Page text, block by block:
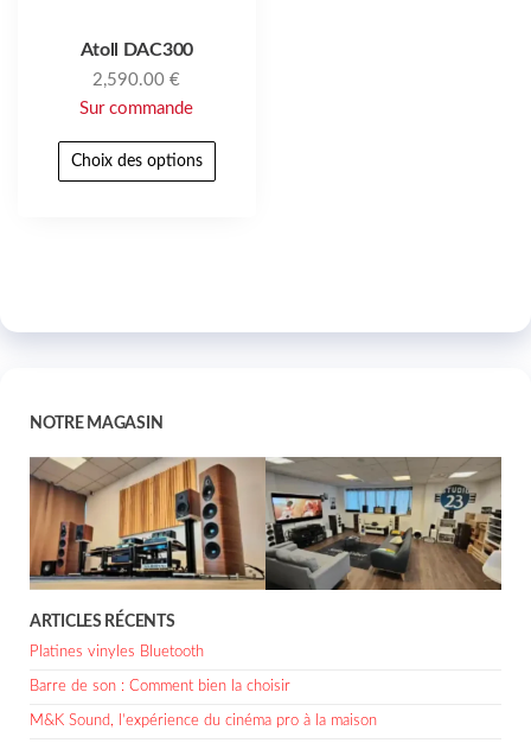
Atoll DAC300
2,590.00€
Sur commande
Choix des options
NOTRE MAGASIN
ARTICLES RÉCENTS
Platines vinyles Bluetooth
Barre de son : Comment bien la choisir
M&K Sound, l’expérience du cinéma pro à la maison